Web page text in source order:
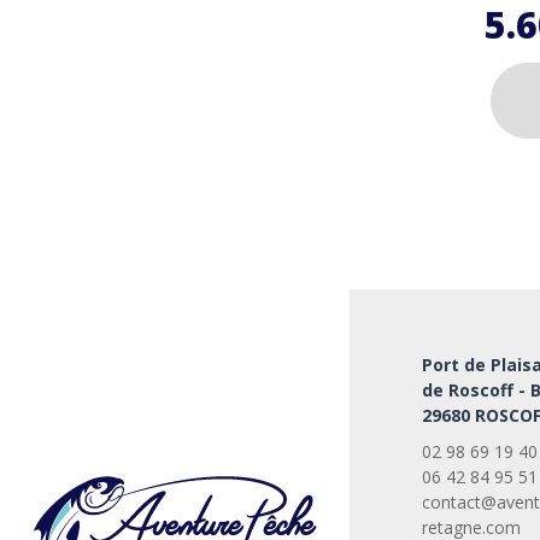
être
sur
la
page
du
produit
Port de
de Roscoff -
29680
02 98 69 19 40
06 42 84 95 51
retagne.com